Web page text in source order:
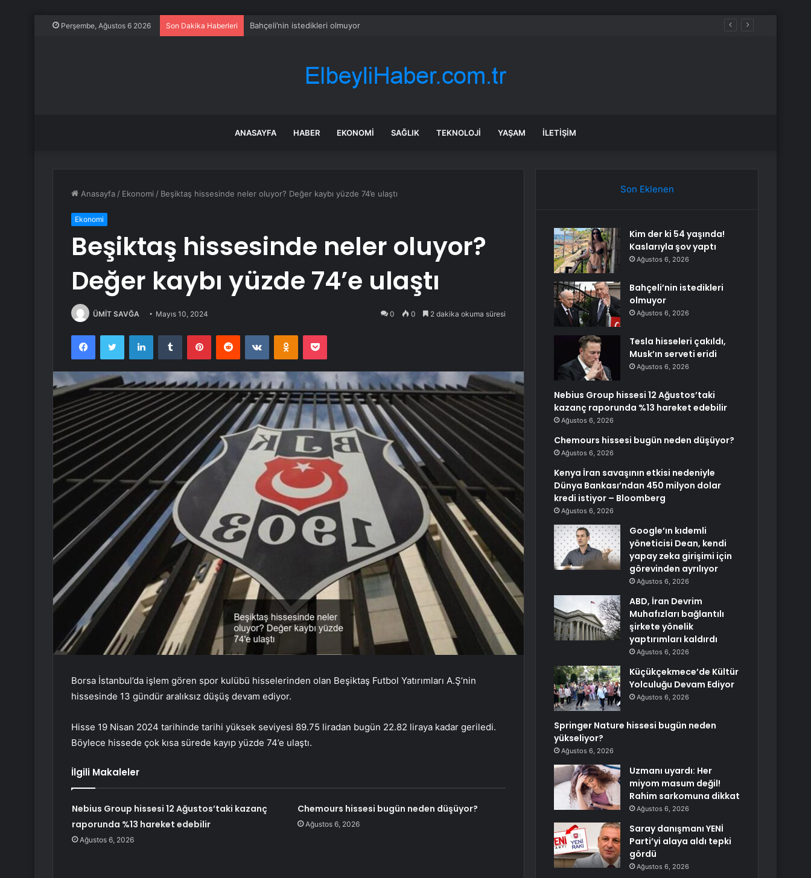
Perşembe, Ağustos 6 2026 Son Dakika Haberleri Bahçeli’nin istedikleri olmuyor
ANASAYFA HABER EKONOMI SAĞLIK TEKNOLOJI YAŞAM İLETIŞIM
Anasayfa / Ekonomi / Beşiktaş hissesinde neler oluyor? Değer kaybı yüzde 74’e ulaştı
Ekonomi
Beşiktaş hissesinde neler oluyor?
Değer kaybı yüzde 74’e ulaştı
ÜMİT SAVĞA Mayıs 10, 2024 0 0 2 dakika okuma süresi
FacebookTwitter LinkedInTumblr PinterestReddit VKontakteOdnoklassniki
Pocket
Borsa İstanbul’da işlem gören spor kulübü hisselerinden olan Beşiktaş Futbol Yatırımları A.Ş’nin
hissesinde 13 gündür aralıksız düşüş devam ediyor.
Hisse 19 Nisan 2024 tarihinde tarihi yüksek seviyesi 89.75 liradan bugün 22.82 liraya kadar geriledi.
Böylece hissede çok kısa sürede kayıp yüzde 74’e ulaştı.
İlgili Makaleler
Nebius Group hissesi 12 Ağustos’taki kazanç
raporunda %13 hareket edebilir
Ağustos 6, 2026
Chemours hissesi bugün neden düşüyor?
Ağustos 6, 2026
Son Eklenen
Kim der ki 54 yaşında!
Kaslarıyla şov yaptı
Ağustos 6, 2026
Bahçeli’nin istedikleri
olmuyor
Ağustos 6, 2026
Tesla hisseleri çakıldı,
Musk’ın serveti eridi
Ağustos 6, 2026
Nebius Group hissesi 12 Ağustos’taki
kazanç raporunda %13 hareket edebilir
Ağustos 6, 2026
Chemours hissesi bugün neden düşüyor?
Ağustos 6, 2026
Kenya İran savaşının etkisi nedeniyle
Dünya Bankası’ndan 450 milyon dolar
kredi istiyor – Bloomberg
Ağustos 6, 2026
Google’ın kıdemli
yöneticisi Dean, kendi
yapay zeka girişimi için
görevinden ayrılıyor
Ağustos 6, 2026
ABD, İran Devrim
Muhafızları bağlantılı
şirkete yönelik
yaptırımları kaldırdı
Ağustos 6, 2026
Küçükçekmece’de Kültür
Yolculuğu Devam Ediyor
Ağustos 6, 2026
Springer Nature hissesi bugün neden
yükseliyor?
Ağustos 6, 2026
Uzmanı uyardı: Her
miyom masum değil!
Rahim sarkomuna dikkat
Ağustos 6, 2026
Saray danışmanı YENİ
Parti’yi alaya aldı tepki
gördü
Ağustos 6, 2026